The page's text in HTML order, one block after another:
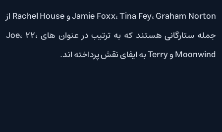
Jamie Foxx، Tina Fey، Graham Norton و Rachel House از
جمله ستارگانی هستند که به ترتیب در عنوان های Joe، 22،
Moonwind و Terry به ایفای نقش پرداخته اند.